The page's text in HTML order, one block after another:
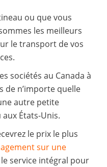
ou que vous
les meilleurs
le transport de vos
sociétés au Canada à
de n’importe quelle
autre petite
États-Unis.
le prix le plus
sur une
le service intégral pour